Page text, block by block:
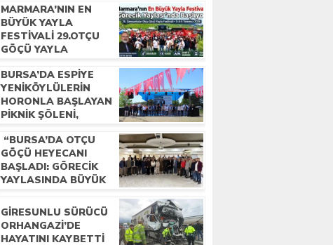
MARMARA’NIN EN
BÜYÜK YAYLA
FESTIVALI 29.OTÇU
GÖÇÜ YAYLA
YAYLASI’NDA
BAŞLIYOR
BURSA’DA ESPIYE
YENIKÖYLÜLERIN
HORONLA BAŞLAYAN
PIKNIK ŞÖLENI,
TEMELLERLE
TAÇLANDI
“BURSA’DA OTÇU
GÖÇÜ HEYECANI
BAŞLADI: GÖRECIK
YAYLASINDA BÜYÜK
GIRESUNLU SÜRÜCÜ
ORHANGAZI’DE
HAYATINI KAYBETTI